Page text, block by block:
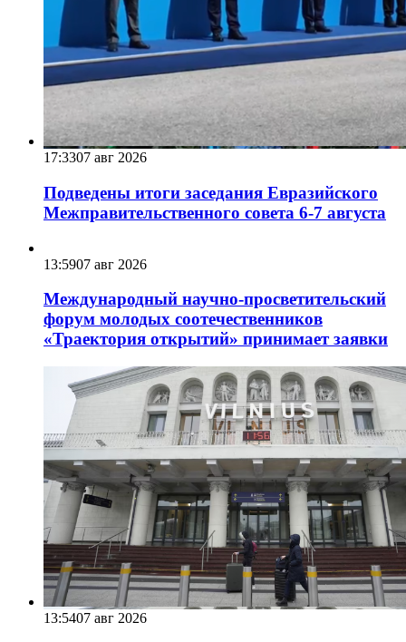
17:3307 авг 2026
Подведены итоги заседания Евразийского
Межправительственного совета 6-7 августа
13:5907 авг 2026
Международный научно-просветительский
форум молодых соотечественников
«Траектория открытий» принимает заявки
13:5407 авг 2026